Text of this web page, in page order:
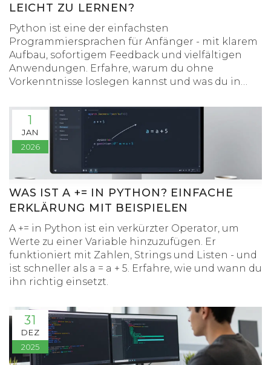
LEICHT ZU LERNEN?
Python ist eine der einfachsten
Programmiersprachen für Anfänger - mit klarem
Aufbau, sofortigem Feedback und vielfältigen
Anwendungen. Erfahre, warum du ohne
Vorkenntnisse loslegen kannst und was du in
1
JAN
2026
WAS IST A += IN PYTHON? EINFACHE
ERKLÄRUNG MIT BEISPIELEN
A += in Python ist ein verkürzter Operator, um
Werte zu einer Variable hinzuzufügen. Er
funktioniert mit Zahlen, Strings und Listen - und
ist schneller als a = a + 5. Erfahre, wie und wann du
ihn richtig einsetzt.
31
DEZ
2025